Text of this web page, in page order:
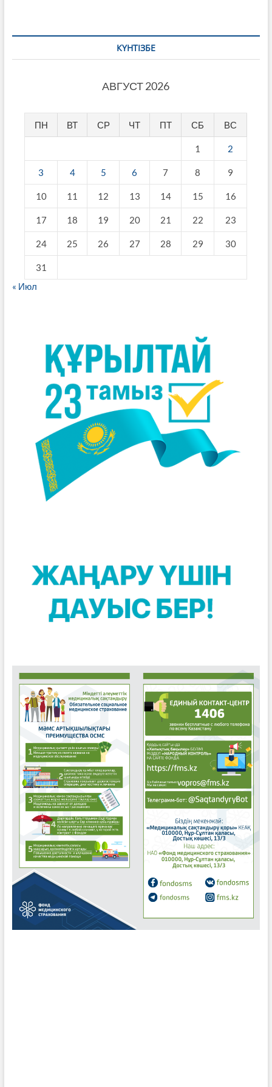
КҮНТІЗБЕ
АВГУСТ 2026
ПН ВТ СР ЧТ ПТ СБ ВС
1 2
3 4 5 6 7 8 9
10 11 12 13 14 15 16
17 18 19 20 21 22 23
24 25 26 27 28 29 30
31
« Июл